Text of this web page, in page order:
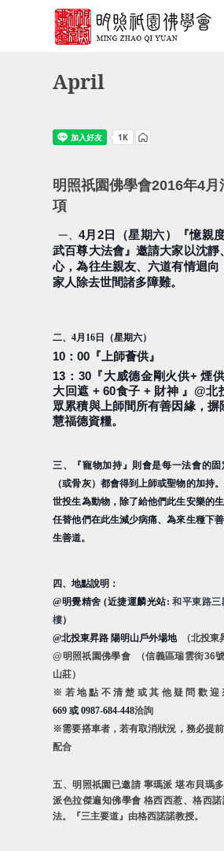
April
明照祇園佛學會2016年4月
項
一、 4月 2日（星期六）『憶親
武百尊大法會』邀請大家以沈靜
心，為往生親友、六道有情迴向
家人除去世間諸多障難。
二、4月 16 日（星期六）
10 ：00 『上師薈供』
13 ： 30『大威德金剛火供+煙供
大回遮 + 60食子 + 財神 』 @北
眾累積與上師間所有善因緣，摒
慧福德資糧。
三、『寵物加持』則會是每一法會的固
（或骨灰）都會得到上師或聖物的加持
世投生為動物，除了給他們此生安樂的
任替他們在此生減少病痛、為來生種下
生善道。
四、地點說明：
@明覺精舍 (近捷運麟光站:和平東路三
樓）
@北投東昇路 陽明山戶外場地 （北投東
@明照祇園佛學會 （信義區瑞雲街36
山莊）
※ 若地點不清楚或其他疑問歡迎
669或 0987-684-448洽詢
※需要搭車者，若有取消狀況，務必提
配合
五、明照祇園已邀請 寧瑪派 堪布貝瑪
派色拉傑遍知佛學會 格西西惹、格西
法。『三主要道』由格西諾諾教授。